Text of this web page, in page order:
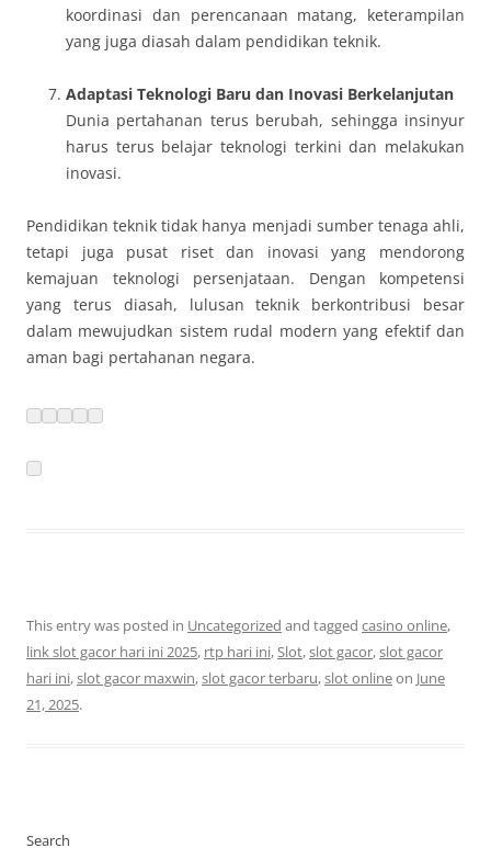
koordinasi dan perencanaan matang, keterampilan
yang juga diasah dalam pendidikan teknik.
Adaptasi Teknologi Baru dan Inovasi Berkelanjutan
Dunia pertahanan terus berubah, sehingga insinyur
harus terus belajar teknologi terkini dan melakukan
inovasi.
Pendidikan teknik tidak hanya menjadi sumber tenaga ahli,
tetapi juga pusat riset dan inovasi yang mendorong
kemajuan teknologi persenjataan. Dengan kompetensi
yang terus diasah, lulusan teknik berkontribusi besar
dalam mewujudkan sistem rudal modern yang efektif dan
aman bagi pertahanan negara.
This entry was posted in Uncategorized and tagged casino online,
link slot gacor hari ini 2025, rtp hari ini,Slot,slot gacor,slot gacor
hari ini,slot gacor maxwin,slot gacor terbaru,slot onlineon June
21, 2025.
Search